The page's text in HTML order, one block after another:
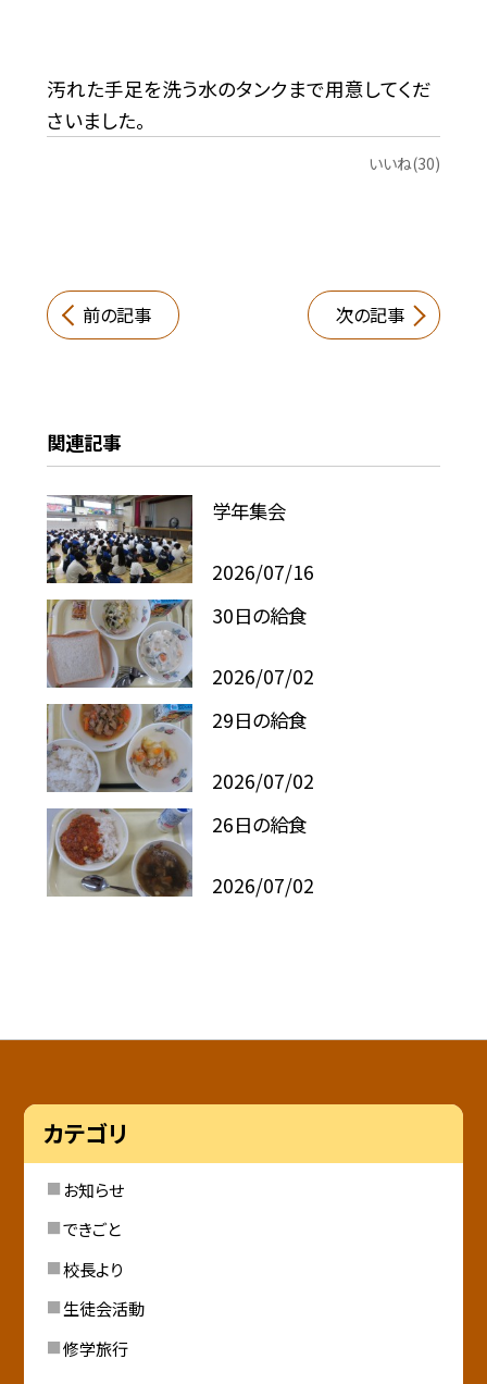
汚れた手足を洗う水のタンクまで用意してくだ
さいました。
いいね(30)
前の記事 次の記事
関連記事
学年集会
2026/07/16
30日の給食
2026/07/02
29日の給食
2026/07/02
26日の給食
2026/07/02
カテゴリ
お知らせ
できごと
校長より
生徒会活動
修学旅行